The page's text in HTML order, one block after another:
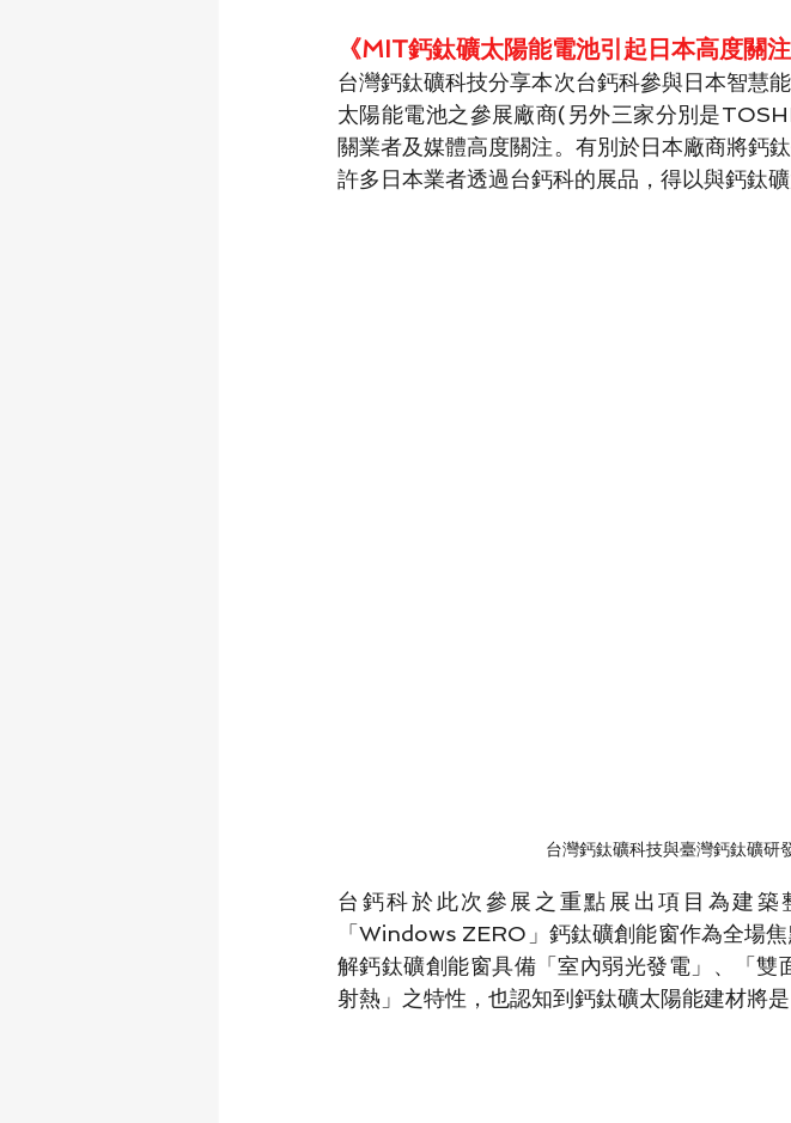
《MIT鈣鈦礦太陽能電池引起日本高度關注
台灣鈣鈦礦科技分享本次台鈣科參與日本智慧
太陽能電池之參展廠商(另外三家分別是
關業者及媒體高度關注。有別於日本廠商將鈣
許多日本業者透過台鈣科的展品，得以與鈣鈦
台灣鈣鈦礦科技與臺灣鈣鈦礦研
台鈣科於此次參展之重點展出項目為建
「Windows ZERO」鈣鈦礦創能窗作為全場
解鈣鈦礦創能窗具備「室內弱光發電」、「
射熱」之特性，也認知到鈣鈦礦太陽能建材將是